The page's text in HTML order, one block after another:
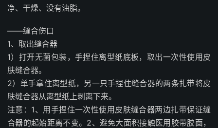
净、干燥、没有油脂。
——缝合伤口
1、取出缝合器
1）打开无菌包装，手捏住离型纸底板，取出一次性使用皮
肤缝合器。
2）单手拿住离型纸，另一只手捏住缝合器的两条扎带将皮
肤缝合器从离型纸上剥离下来。
注意：1、用手捏住一次性使用皮肤缝合器两边扎带保证缝
合器的起始距离不变。2、避免大面积接触医用胶带胶面，